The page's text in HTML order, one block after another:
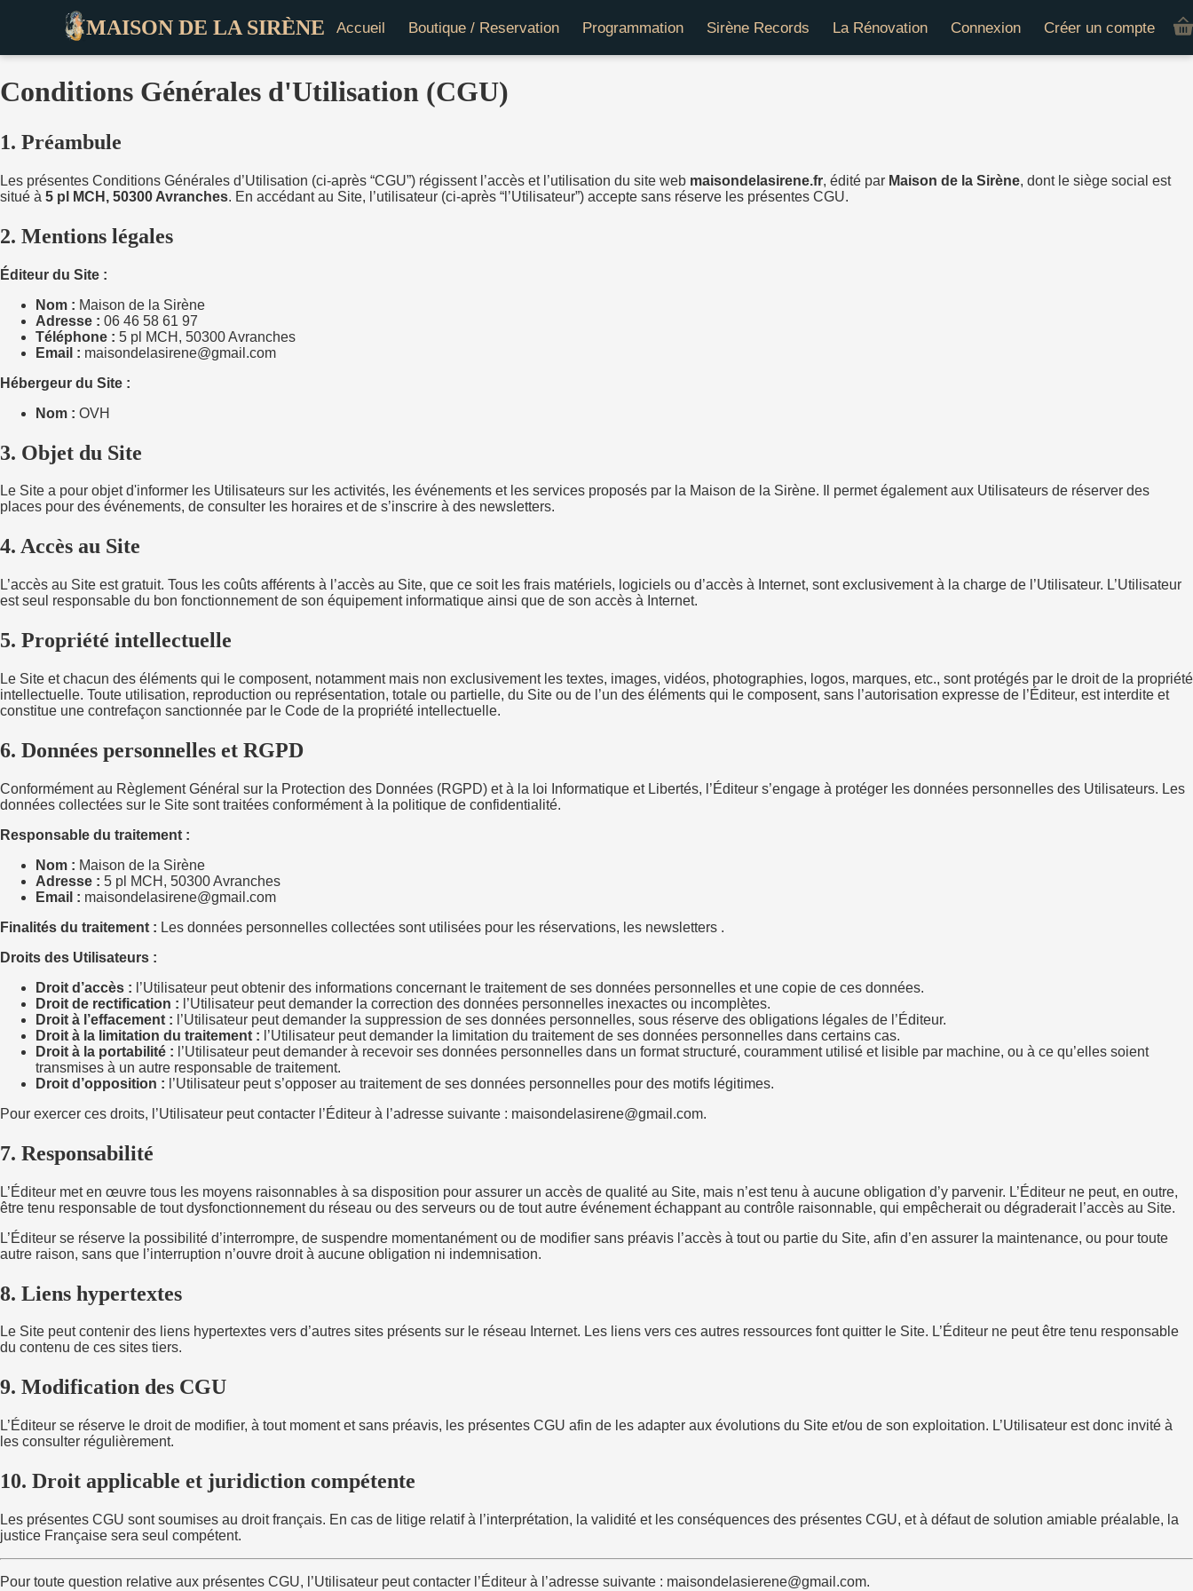
MAISON DE LA SIRÈNE Accueil Boutique / Reservation Programmation Sirène Records La Rénovation Connexion Créer un compte
Conditions Générales d'Utilisation (CGU)
1. Préambule
Les présentes Conditions Générales d’Utilisation (ci-après “CGU”) régissent l’accès et l’utilisation du site web maisondelasirene.fr, édité par Maison de la Sirène, dont le siège social est
situé à 5 pl MCH, 50300 Avranches. En accédant au Site, l’utilisateur (ci-après “l’Utilisateur”) accepte sans réserve les présentes CGU.
2. Mentions légales
Éditeur du Site :
Nom : Maison de la Sirène
Adresse : 06 46 58 61 97
Téléphone : 5 pl MCH, 50300 Avranches
Email : maisondelasirene@gmail.com
Hébergeur du Site :
Nom : OVH
3. Objet du Site
Le Site a pour objet d'informer les Utilisateurs sur les activités, les événements et les services proposés par la Maison de la Sirène. Il permet également aux Utilisateurs de réserver des
places pour des événements, de consulter les horaires et de s’inscrire à des newsletters.
4. Accès au Site
L’accès au Site est gratuit. Tous les coûts afférents à l’accès au Site, que ce soit les frais matériels, logiciels ou d’accès à Internet, sont exclusivement à la charge de l’Utilisateur. L’Utilisateur
est seul responsable du bon fonctionnement de son équipement informatique ainsi que de son accès à Internet.
5. Propriété intellectuelle
Le Site et chacun des éléments qui le composent, notamment mais non exclusivement les textes, images, vidéos, photographies, logos, marques, etc., sont protégés par le droit de la propriété
intellectuelle. Toute utilisation, reproduction ou représentation, totale ou partielle, du Site ou de l’un des éléments qui le composent, sans l’autorisation expresse de l’Éditeur, est interdite et
constitue une contrefaçon sanctionnée par le Code de la propriété intellectuelle.
6. Données personnelles et RGPD
Conformément au Règlement Général sur la Protection des Données (RGPD) et à la loi Informatique et Libertés, l’Éditeur s’engage à protéger les données personnelles des Utilisateurs. Les
données collectées sur le Site sont traitées conformément à la politique de confidentialité.
Responsable du traitement :
Nom : Maison de la Sirène
Adresse : 5 pl MCH, 50300 Avranches
Email : maisondelasirene@gmail.com
Finalités du traitement : Les données personnelles collectées sont utilisées pour les réservations, les newsletters .
Droits des Utilisateurs :
Droit d’accès : l’Utilisateur peut obtenir des informations concernant le traitement de ses données personnelles et une copie de ces données.
Droit de rectification : l’Utilisateur peut demander la correction des données personnelles inexactes ou incomplètes.
Droit à l’effacement : l’Utilisateur peut demander la suppression de ses données personnelles, sous réserve des obligations légales de l’Éditeur.
Droit à la limitation du traitement : l’Utilisateur peut demander la limitation du traitement de ses données personnelles dans certains cas.
Droit à la portabilité : l’Utilisateur peut demander à recevoir ses données personnelles dans un format structuré, couramment utilisé et lisible par machine, ou à ce qu’elles soient
transmises à un autre responsable de traitement.
Droit d’opposition : l’Utilisateur peut s’opposer au traitement de ses données personnelles pour des motifs légitimes.
Pour exercer ces droits, l’Utilisateur peut contacter l’Éditeur à l’adresse suivante : maisondelasirene@gmail.com.
7. Responsabilité
L’Éditeur met en œuvre tous les moyens raisonnables à sa disposition pour assurer un accès de qualité au Site, mais n’est tenu à aucune obligation d’y parvenir. L’Éditeur ne peut, en outre,
être tenu responsable de tout dysfonctionnement du réseau ou des serveurs ou de tout autre événement échappant au contrôle raisonnable, qui empêcherait ou dégraderait l’accès au Site.
L’Éditeur se réserve la possibilité d’interrompre, de suspendre momentanément ou de modifier sans préavis l’accès à tout ou partie du Site, afin d’en assurer la maintenance, ou pour toute
autre raison, sans que l’interruption n’ouvre droit à aucune obligation ni indemnisation.
8. Liens hypertextes
Le Site peut contenir des liens hypertextes vers d’autres sites présents sur le réseau Internet. Les liens vers ces autres ressources font quitter le Site. L’Éditeur ne peut être tenu responsable
du contenu de ces sites tiers.
9. Modification des CGU
L’Éditeur se réserve le droit de modifier, à tout moment et sans préavis, les présentes CGU afin de les adapter aux évolutions du Site et/ou de son exploitation. L’Utilisateur est donc invité à
les consulter régulièrement.
10. Droit applicable et juridiction compétente
Les présentes CGU sont soumises au droit français. En cas de litige relatif à l’interprétation, la validité et les conséquences des présentes CGU, et à défaut de solution amiable préalable, la
justice Française sera seul compétent.
Pour toute question relative aux présentes CGU, l’Utilisateur peut contacter l’Éditeur à l’adresse suivante : maisondelasierene@gmail.com.